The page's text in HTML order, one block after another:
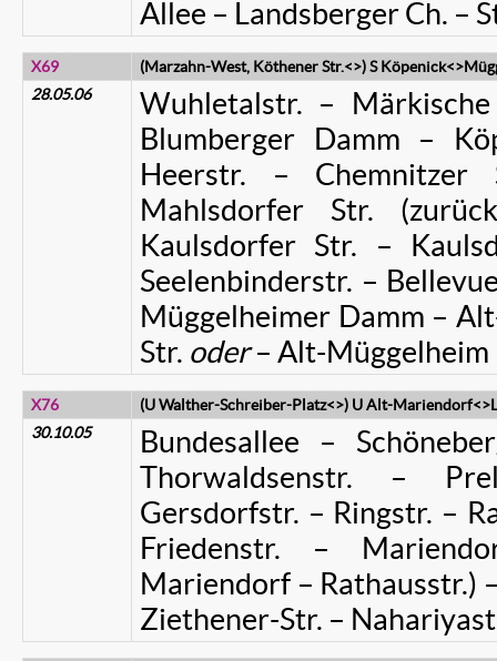
Allee – Landsberger Ch. –
X69
(Marzahn-West, Köthener Str.<>) S
28.05.06
Wuhletalstr. –
Blumberger Damm –
Heerstr. –
Mahlsdorfer Str.
Kaulsdorfer Str. –
Seelenbinderstr. –
Müggelheimer Damm –
Str. oder– Alt-Müggelheim
X76
(U Walther-Schreiber-Platz<>) U Alt-
30.10.05
Bundesallee –
Thorwaldsenstr. –
Gersdorfstr. – Ringstr. –
Friedenstr. –
Mariendorf – Rathausstr.)
Ziethener-Str. –